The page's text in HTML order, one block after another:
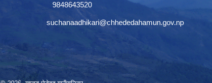
9848643520
suchanaadhikari@chhededahamun.gov.np